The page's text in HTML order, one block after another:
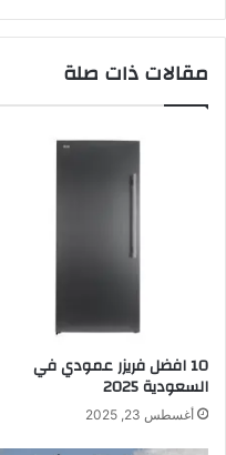
مقالات ذات صلة
10 افضل فريزر عمودي​ في
السعودية​ 2025
أغسطس 23, 2025